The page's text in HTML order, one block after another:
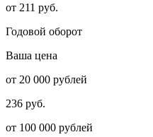
от 211 руб.
Годовой оборот
Ваша цена
от 20 000 рублей
236 руб.
от 100 000 рублей